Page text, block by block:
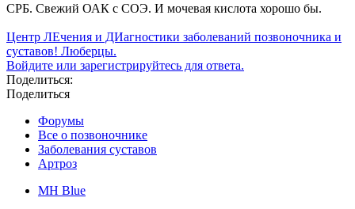
СРБ. Свежий ОАК с СОЭ. И мочевая кислота хорошо бы.
Центр ЛЕчения и ДИагностики заболеваний позвоночника и
суставов! Люберцы.
Войдите или зарегистрируйтесь для ответа.
Поделиться:
Поделиться
Форумы
Все о позвоночнике
Заболевания суставов
Артроз
MH Blue